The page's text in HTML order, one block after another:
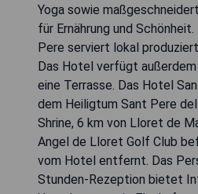
Yoga sowie
für Ernährung und
Pere serviert lokal
Das Hotel verfügt außerdem
eine Terrasse. Das Hotel
dem Heiligtum Sant Pere
Shrine, 6 km von Lloret de
Angel de Lloret Golf Club
vom Hotel entfernt. Das
Stunden-Rezeption bietet